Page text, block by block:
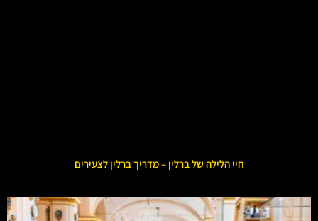
חיי הלילה של ברלין – מדריך ברלין לצעירים